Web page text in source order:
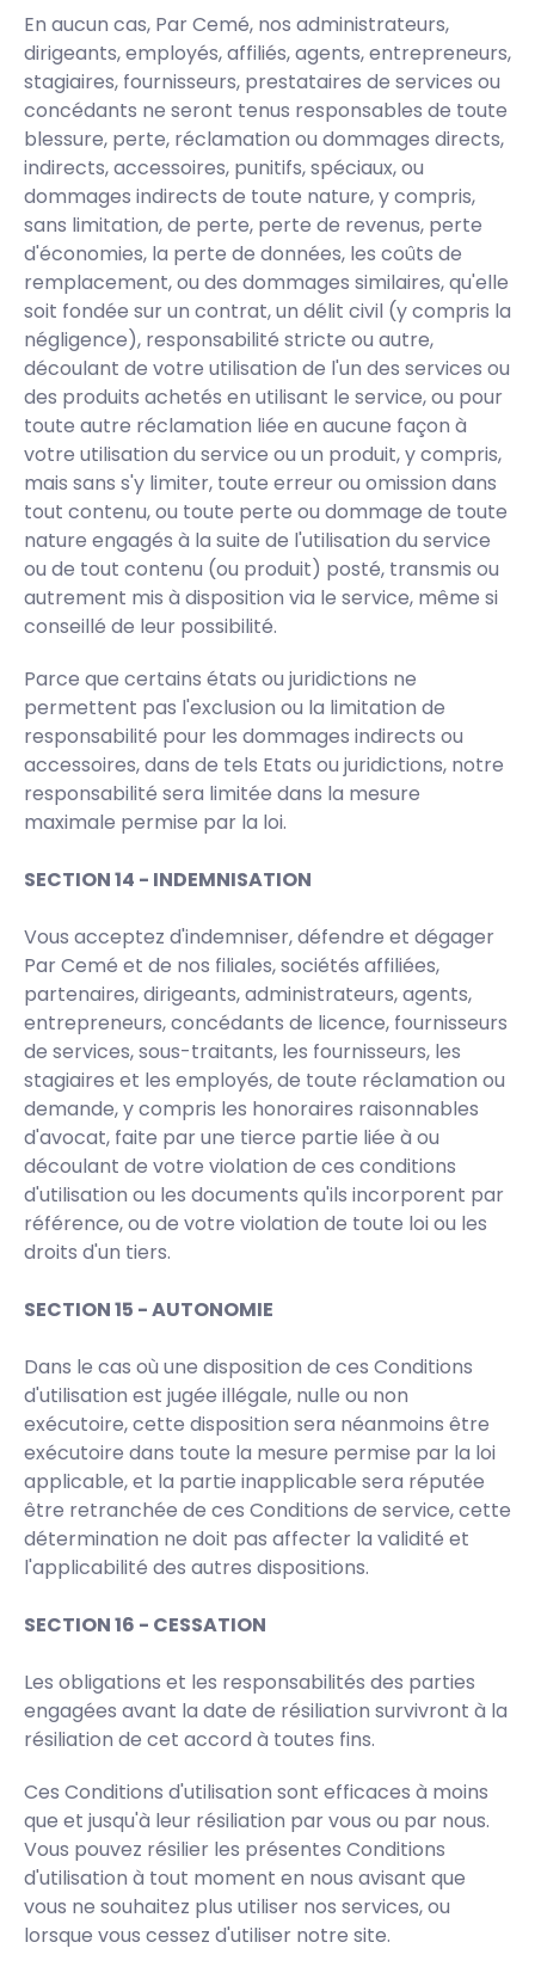
En aucun cas, Par Cemé, nos administrateurs,
dirigeants, employés, affiliés, agents, entrepreneurs,
stagiaires, fournisseurs, prestataires de services ou
concédants ne seront tenus responsables de toute
blessure, perte, réclamation ou dommages directs,
indirects, accessoires, punitifs, spéciaux, ou
dommages indirects de toute nature, y compris,
sans limitation, de perte, perte de revenus, perte
d'économies, la perte de données, les coûts de
remplacement, ou des dommages similaires, qu'elle
soit fondée sur un contrat, un délit civil (y compris la
négligence), responsabilité stricte ou autre,
découlant de votre utilisation de l'un des services ou
des produits achetés en utilisant le service, ou pour
toute autre réclamation liée en aucune façon à
votre utilisation du service ou un produit, y compris,
mais sans s'y limiter, toute erreur ou omission dans
tout contenu, ou toute perte ou dommage de toute
nature engagés à la suite de l'utilisation du service
ou de tout contenu (ou produit) posté, transmis ou
autrement mis à disposition via le service, même si
conseillé de leur possibilité.
Parce que certains états ou juridictions ne
permettent pas l'exclusion ou la limitation de
responsabilité pour les dommages indirects ou
accessoires, dans de tels Etats ou juridictions, notre
responsabilité sera limitée dans la mesure
maximale permise par la loi.
SECTION 14 - INDEMNISATION
Vous acceptez d'indemniser, défendre et dégager
Par Cemé et de nos filiales, sociétés affiliées,
partenaires, dirigeants, administrateurs, agents,
entrepreneurs, concédants de licence, fournisseurs
de services, sous-traitants, les fournisseurs, les
stagiaires et les employés, de toute réclamation ou
demande, y compris les honoraires raisonnables
d'avocat, faite par une tierce partie liée à ou
découlant de votre violation de ces conditions
d'utilisation ou les documents qu'ils incorporent par
référence, ou de votre violation de toute loi ou les
droits d'un tiers.
SECTION 15 - AUTONOMIE
Dans le cas où une disposition de ces Conditions
d'utilisation est jugée illégale, nulle ou non
exécutoire, cette disposition sera néanmoins être
exécutoire dans toute la mesure permise par la loi
applicable, et la partie inapplicable sera réputée
être retranchée de ces Conditions de service, cette
détermination ne doit pas affecter la validité et
l'applicabilité des autres dispositions.
SECTION 16 - CESSATION
Les obligations et les responsabilités des parties
engagées avant la date de résiliation survivront à la
résiliation de cet accord à toutes fins.
Ces Conditions d'utilisation sont efficaces à moins
que et jusqu'à leur résiliation par vous ou par nous.
Vous pouvez résilier les présentes Conditions
d'utilisation à tout moment en nous avisant que
vous ne souhaitez plus utiliser nos services, ou
lorsque vous cessez d'utiliser notre site.